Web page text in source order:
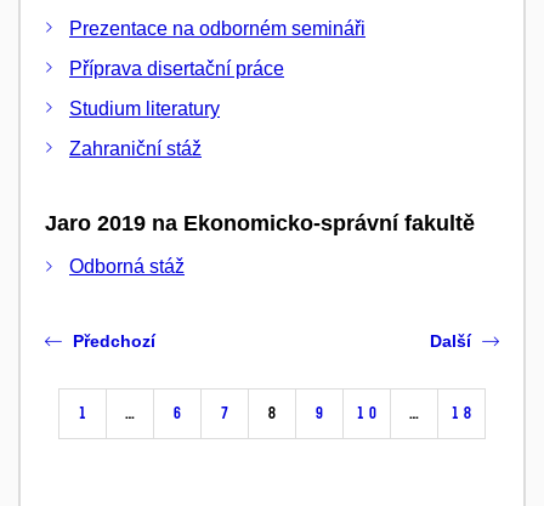
Prezentace na odborném semináři
Příprava disertační práce
Studium literatury
Zahraniční stáž
Jaro 2019 na Ekonomicko-správní fakultě
Odborná stáž
Předchozí
1 … 6 7 8 9 10 … 18
Další